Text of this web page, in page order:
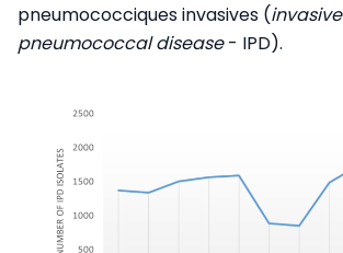
pneumococciques invasives (invasive
pneumococcal disease- IPD).